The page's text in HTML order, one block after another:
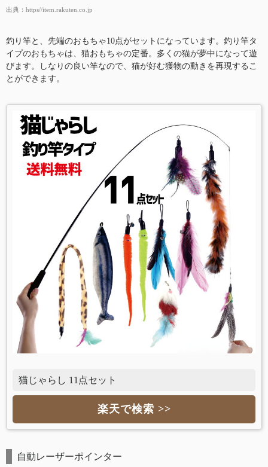
出典： https//item.rakuten.co.jp
釣り竿と、先端のおもちゃ10点がセットになっています。釣り竿タ
イプのおもちゃは、猫おもちゃの定番。多くの猫が夢中になって遊
びます。しなりの良い竿なので、猫が好む獲物の動きを再現するこ
とができます。
猫じゃらし 11点セット
楽天で検索 >>
自動レーザーポインター